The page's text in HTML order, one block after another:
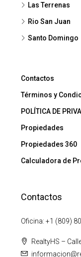
Las Terrenas
Rio San Juan
Santo Domingo
Contactos
Términos y
POLÍTICA DE
Propiedades
Propiedades 360
Calculadora de
Contactos
Oficina: +1 (809)
RealtyHS –